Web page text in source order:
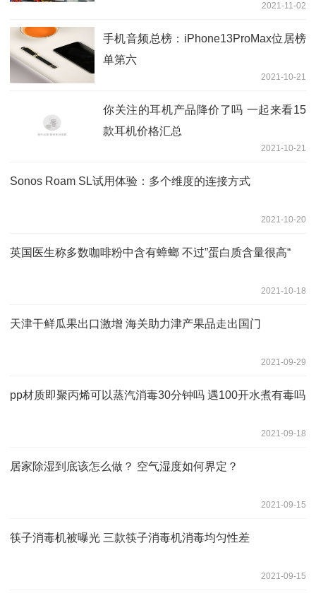
2021-11-02
手机音频总榜：iPhone13ProMax位居榜
单第六
2021-10-21
你关注的耳机产品降价了吗 一起来看15
款耳机价格汇总
2021-10-21
Sonos Roam SL试用体验：多个维度的连接方式
2021-10-20
英国医生称多数咖啡粉中含有蟑螂 不过”蛋白质含量很高“
2021-10-18
天津干鲜瓜果出口激增 海关助力津产果品走出国门
2021-09-29
pp材质即聚丙烯可以蒸汽消毒30分钟吗 遇100开水煮有毒吗
2021-09-18
居家除湿到底该怎么做？ 空气湿度如何界定？
2021-09-15
筷子消毒机被曝光 三款筷子消毒机消毒均匀性差
2021-09-15